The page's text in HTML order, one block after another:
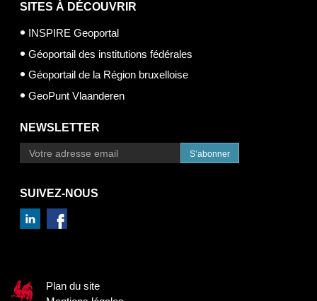
SITES À DÉCOUVRIR
INSPIRE Geoportal
Géoportail des institutions fédérales
Géoportail de la Région bruxelloise
GeoPunt Vlaanderen
NEWSLETTER
S’abonner
SUIVEZ-NOUS
Plan du site